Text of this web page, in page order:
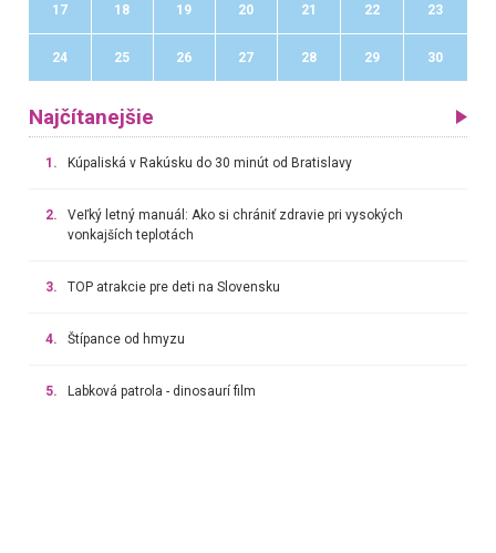
17 18 19 20 21 22 23
24 25 26 27 28 29 30
Najčítanejšie
1. Kúpaliská v Rakúsku do 30 minút od Bratislavy
2.
Veľký letný manuál: Ako si chrániť zdravie pri vysokých
vonkajších teplotách
3. TOP atrakcie pre deti na Slovensku
4. Štípance od hmyzu
5. Labková patrola - dinosaurí film